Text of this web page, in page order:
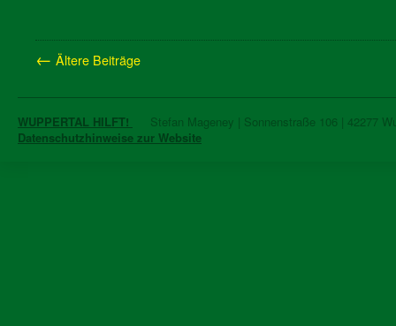
← Ältere Beiträge
WUPPERTAL HILFT!
Stefan Mageney | Sonnenstraße 106 | 42277
Datenschutzhinweise zur Website